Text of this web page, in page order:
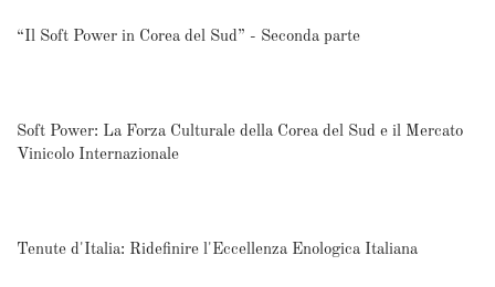
“Il Soft Power in Corea del Sud” - Seconda parte
Soft Power: La Forza Culturale della Corea del Sud e il Mercato
Vinicolo Internazionale
Tenute d'Italia: Ridefinire l'Eccellenza Enologica Italiana